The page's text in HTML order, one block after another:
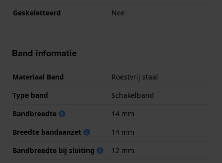
Geskeletteerd
Nee
Band informatie
Materiaal Band
Roestvrij staal
Type band
Schakelband
Bandbreedte
14 mm
Breedte bandaanzet
14 mm
Bandbreedte bij sluiting
12 mm